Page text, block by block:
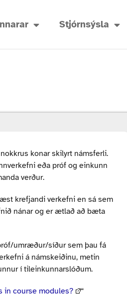
Stjórnsýsla
konar skilyrt námsferli.
eða próf og einkunn
verður.
krefjandi verkefni en sá sem
nánar og er ætlað að bæta
umræður/síður sem þau fá
á námskeiðinu, metin
í tileinkunnarslóðum.
in course modules? “